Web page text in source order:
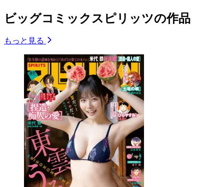
ビッグコミックスピリッツの作品
もっと見る